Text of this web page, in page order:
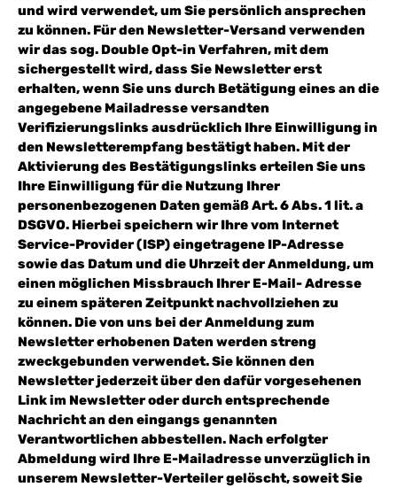
und wird verwendet, um Sie persönlich ansprechen
zu können. Für den Newsletter-Versand verwenden
wir das sog. Double Opt-in Verfahren, mit dem
sichergestellt wird, dass Sie Newsletter erst
erhalten, wenn Sie uns durch Betätigung eines an die
angegebene Mailadresse versandten
Verifizierungslinks ausdrücklich Ihre Einwilligung in
den Newsletterempfang bestätigt haben. Mit der
Aktivierung des Bestätigungslinks erteilen Sie uns
Ihre Einwilligung für die Nutzung Ihrer
personenbezogenen Daten gemäß Art. 6 Abs. 1 lit. a
DSGVO. Hierbei speichern wir Ihre vom Internet
Service-Provider (ISP) eingetragene IP-Adresse
sowie das Datum und die Uhrzeit der Anmeldung, um
einen möglichen Missbrauch Ihrer E-Mail- Adresse
zu einem späteren Zeitpunkt nachvollziehen zu
können. Die von uns bei der Anmeldung zum
Newsletter erhobenen Daten werden streng
zweckgebunden verwendet. Sie können den
Newsletter jederzeit über den dafür vorgesehenen
Link im Newsletter oder durch entsprechende
Nachricht an den eingangs genannten
Verantwortlichen abbestellen. Nach erfolgter
Abmeldung wird Ihre E-Mailadresse unverzüglich in
unserem Newsletter-Verteiler gelöscht, soweit Sie